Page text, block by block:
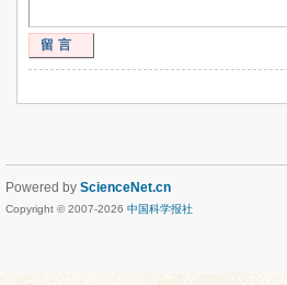
留言
Powered by ScienceNet.cn
Copyright © 2007-2026 中国科学报社